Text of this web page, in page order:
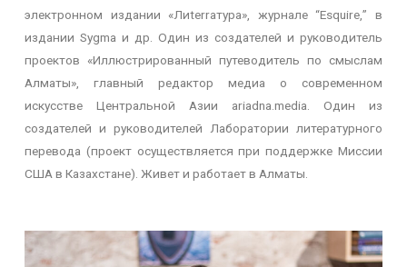
электронном издании «Лиterraтура», журнале “Esquire,” в
изданииSygma и др . Один из создателей и руководитель
проектов «Иллюстрированный путеводитель по смыслам
Алматы»
главный редактор
медиа о современном
искусстве Центральной Азии ariadna media . Один из
создателей и руководителей Лаборатории литературного
перевода (проект осуществляется при поддержке Миссии
США в Казахстане). Живет и работает в Алматы.